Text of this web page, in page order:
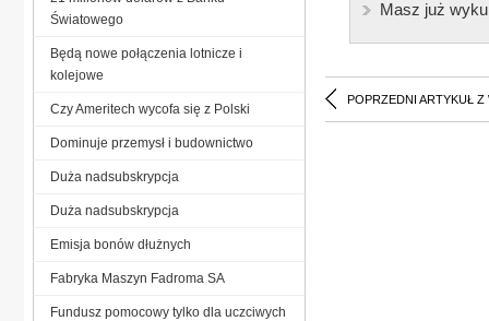
Masz już
POPRZEDNI ARTYKUŁ Z
Światowego
Będą nowe połączenia lotnicze i
kolejowe
Czy Ameritech wycofa się z Polski
Dominuje przemysł i budownictwo
Duża nadsubskrypcja
Duża nadsubskrypcja
Emisja bonów dłużnych
Fabryka Maszyn Fadroma SA
Fundusz pomocowy tylko dla uczciwych